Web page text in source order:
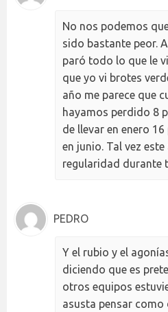
No nos podemos
sido bastante peor.
paró todo lo que le
que yo vi brotes
año me parece que
hayamos perdido 8
de llevar en enero
en junio. Tal vez
regularidad durante
PEDRO
Y el rubio y el
diciendo que es
otros equipos
asusta pensar como